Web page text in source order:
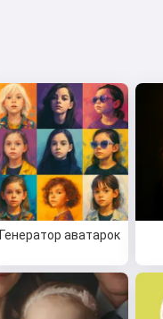
Генератор аватарок